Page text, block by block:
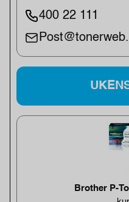
400 22 111
Brother P-